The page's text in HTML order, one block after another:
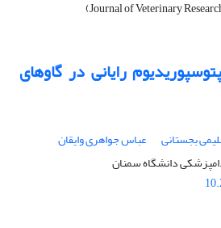
رایانی‌ ‌در گاوهای
بجستانی
عباس جواهری وایقان
دانشگاه سمنان